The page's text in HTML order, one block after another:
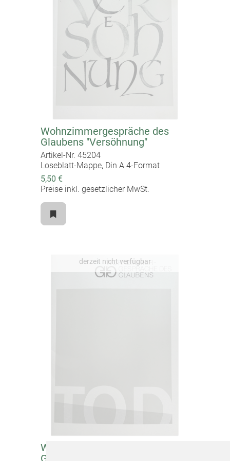
- Gott in der Verkündigung Jesu
- Gebete und Bekenntnisse
Wohnzimmergespräche des
Glaubens "Versöhnung"
Artikel-Nr. 45204
Loseblatt-Mappe, Din A 4-Format
5,50 €
Preise inkl. gesetzlicher MwSt.
Wohnzimmergespräche des